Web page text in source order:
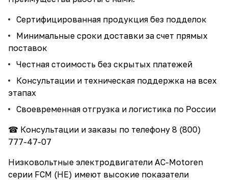
Сертифицированная продукция без подделок
Минимальные сроки доставки за счет прямых
поставок
Честная стоимость без скрытых платежей
Консультации и техническая поддержка на всех
этапах
Своевременная отгрузка и логистика по России
☎ Консультации и заказы по телефону 8 (800)
777-47-07
Низковольтные электродвигатели AC-Motoren
серии FCM (HE) имеют высокие показатели